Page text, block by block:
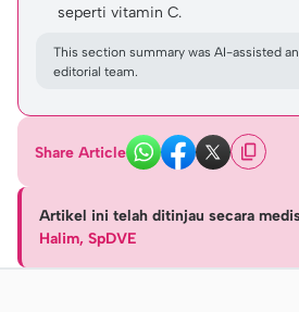
seperti vitamin C.
This section summary was AI-assisted
editorial team.
Share Article
Artikel ini telah ditinjau secara
Halim, SpDVE